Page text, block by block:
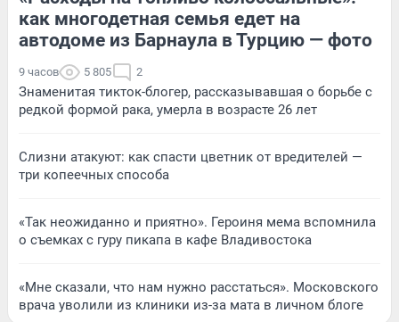
как многодетная семья едет на
автодоме из Барнаула в Турцию — фото
9 часов 5 805 2
Знаменитая тикток-блогер, рассказывавшая о борьбе с
редкой формой рака, умерла в возрасте 26 лет
Слизни атакуют: как спасти цветник от вредителей —
три копеечных способа
«Так неожиданно и приятно». Героиня мема вспомнила
о съемках с гуру пикапа в кафе Владивостока
«Мне сказали, что нам нужно расстаться». Московского
врача уволили из клиники из-за мата в личном блоге